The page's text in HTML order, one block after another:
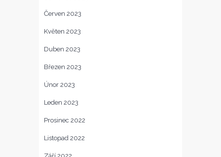
Červen 2023
Květen 2023
Duben 2023
Březen 2023
Únor 2023
Leden 2023
Prosinec 2022
Listopad 2022